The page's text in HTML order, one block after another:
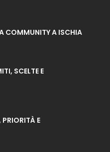
COMMUNITY A ISCHIA
SCELTE E
PRIORITÀ E